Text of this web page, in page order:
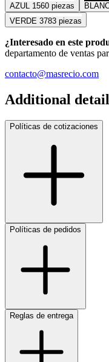
AZUL 1560 piezas
VERDE 3783 piezas
¿Interesado en este
departamento de ventas
contacto@masrecio.com
Additional
Políticas de cotizaciones
Políticas de pedidos
Reglas de entrega